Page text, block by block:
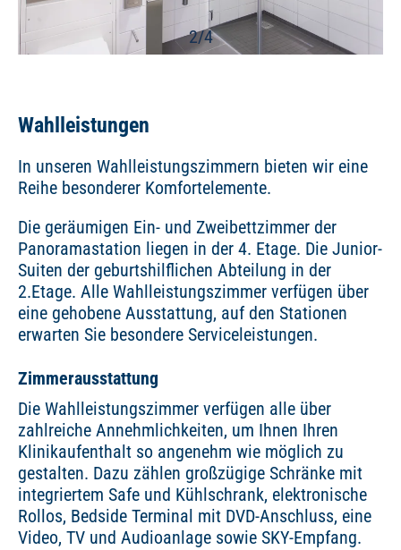
2/4
Wahlleistungen
In unseren Wahlleistungszimmern bieten wir eine
Reihe besonderer Komfortelemente.
Die geräumigen Ein- und Zweibettzimmer der
Panoramastation liegen in der 4. Etage. Die Junior-
Suiten der geburtshilflichen Abteilung in der
2.Etage. Alle Wahlleistungszimmer verfügen über
eine gehobene Ausstattung, auf den Stationen
erwarten Sie besondere Serviceleistungen.
Zimmerausstattung
Die Wahlleistungszimmer verfügen alle über
zahlreiche Annehmlichkeiten, um Ihnen Ihren
Klinikaufenthalt so angenehm wie möglich zu
gestalten. Dazu zählen großzügige Schränke mit
integriertem Safe und Kühlschrank, elektronische
Rollos, Bedside Terminal mit DVD-Anschluss, eine
Video, TV und Audioanlage sowie SKY-Empfang.